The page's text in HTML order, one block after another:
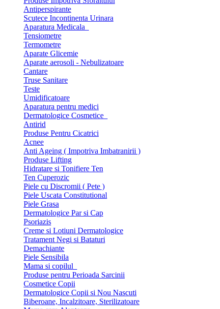
Antiperspirante
Scutece Incontinenta Urinara
Aparatura Medicala
Tensiometre
Termometre
Aparate Glicemie
Aparate aerosoli - Nebulizatoare
Cantare
Truse Sanitare
Teste
Umidificatoare
Aparatura pentru medici
Dermatologice Cosmetice
Antirid
Produse Pentru Cicatrici
Acnee
Anti Ageing ( Impotriva Imbatranirii )
Produse Lifting
Hidratare si Tonifiere Ten
Ten Cuperozic
Piele cu Discromii ( Pete )
Piele Uscata Constitutional
Piele Grasa
Dermatologice Par si Cap
Psoriazis
Creme si Lotiuni Dermatologice
Tratament Negi si Bataturi
Demachiante
Piele Sensibila
Mama si copilul
Produse pentru Perioada Sarcinii
Cosmetice Copii
Dermatologice Copii si Nou Nascuti
Biberoane, Incalzitoare, Sterilizatoare